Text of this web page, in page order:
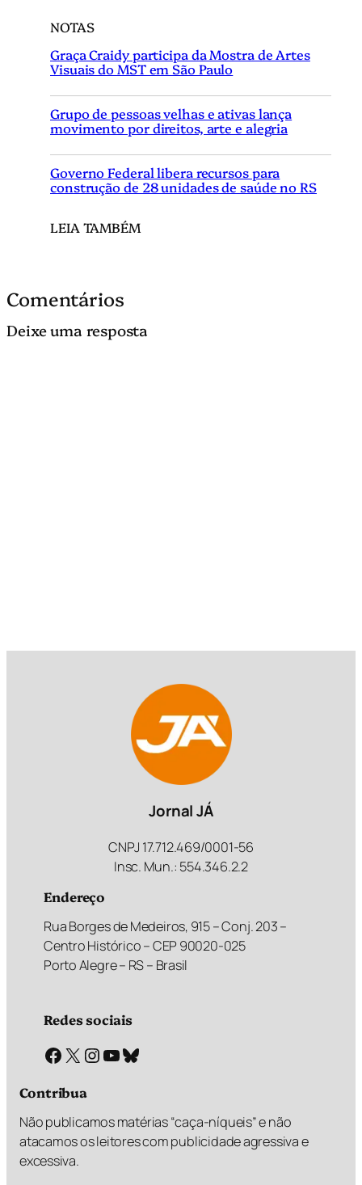
NOTAS
Graça Craidy participa da Mostra de Artes
Visuais do MST em São Paulo
Grupo de pessoas velhas e ativas lança
movimento por direitos, arte e alegria
Governo Federal libera recursos para
construção de 28 unidades de saúde no RS
LEIA TAMBÉM
Comentários
Deixe uma resposta
Jornal JÁ
CNPJ 17.712.469/0001-56
Insc. Mun.: 554.346.2.2
Endereço
Rua Borges de Medeiros, 915 – Conj. 203 –
Centro Histórico – CEP 90020-025
Porto Alegre – RS – Brasil
Redes sociais
Facebook X Instagram Youtube Bluesky
Contribua
Não publicamos matérias “caça-níqueis” e não
atacamos os leitores com publicidade agressiva e
excessiva.